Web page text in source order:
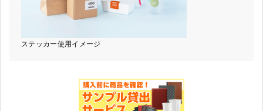
ステッカー使用イメージ